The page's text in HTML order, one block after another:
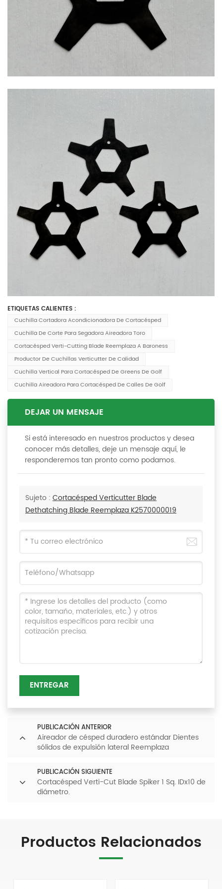
ETIQUETAS CALIENTES :
Cuchilla Cortadora Acondicionadora De Cortacésped
Cuchilla De Corte Para Segadora Aireadora Toro
Cortacésped Verti-Cutting Blade Reemplaza A Baroness
Productor De Cuchillas Verticutter De Calidad
Cuchilla Vertical Para Cortacésped De Greens De Golf
Cuchilla Aireadora Para Cortacésped De Calles De Golf
DEJAR UN MENSAJE
Si está interesado en nuestros productos y desea
conocer más detalles, deje un mensaje aquí, le
responderemos tan pronto como podamos.
Sujeto : Cortacésped Verticutter Blade
Dethatching Blade Reemplaza K2570000019
ENTREGAR
PUBLICACIÓN ANTERIOR
Aireador de césped duradero estándar Dientes
sólidos de expulsión lateral Reemplaza
PUBLICACIÓN SIGUIENTE
Cortacésped Verti-Cut Blade Spiker 1 Sq. IDx10 de
diámetro.
Productos Relacionados